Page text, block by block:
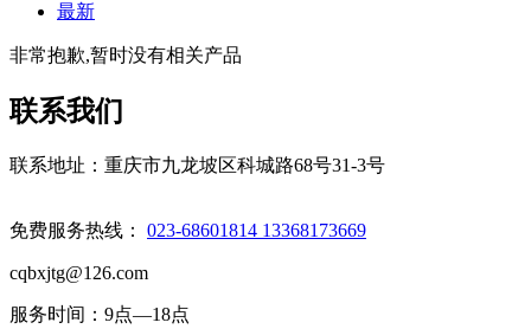
最新
非常抱歉,暂时没有相关产品
联系我们
联系地址：重庆市九龙坡区科城路68号31-3号
免费服务热线： 023-68601814 13368173669
cqbxjtg@126.com
服务时间：9点—18点